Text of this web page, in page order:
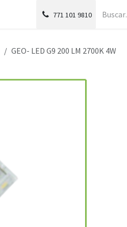
771 101 9810
GEO- LED G9 200 LM 2700K 4W